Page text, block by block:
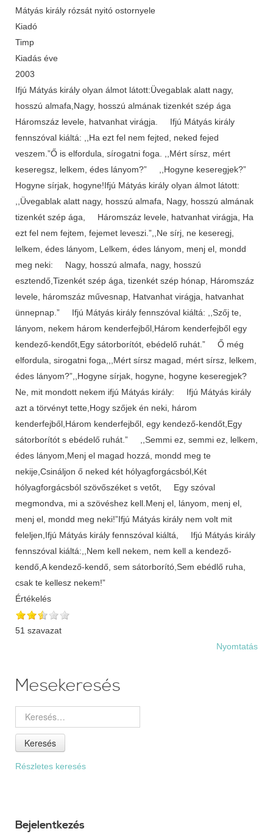
Mátyás király rózsát nyitó ostornyele
Kiadó
Timp
Kiadás éve
2003
Ifjú Mátyás király olyan álmot látott:Üvegablak alatt nagy,
hosszú almafa,Nagy, hosszú almának tizenkét szép ága
Háromszáz levele, hatvanhat virágja. Ifjú Mátyás király
fennszóval kiáltá: ,,Ha ezt fel nem fejted, neked fejed
veszem.”Ő is elfordula, sírogatni foga. ,,Mért sírsz, mért
keseregsz, lelkem, édes lányom?” ,,Hogyne keseregjek?”
Hogyne sírjak, hogyne!Ifjú Mátyás király olyan álmot látott:
,,Üvegablak alatt nagy, hosszú almafa, Nagy, hosszú almának
tizenkét szép ága, Háromszáz levele, hatvanhat virágja, Ha
ezt fel nem fejtem, fejemet leveszi.”,,Ne sírj, ne keseregj,
lelkem, édes lányom, Lelkem, édes lányom, menj el, mondd
meg neki: Nagy, hosszú almafa, nagy, hosszú
esztendő,Tizenkét szép ága, tizenkét szép hónap, Háromszáz
levele, háromszáz művesnap, Hatvanhat virágja, hatvanhat
ünnepnap.” Ifjú Mátyás király fennszóval kiáltá: ,,Szőj te,
lányom, nekem három kenderfejből,Három kenderfejből egy
kendező-kendőt,Egy sátorborítót, ebédelő ruhát.” Ő még
elfordula, sirogatni foga,,,Mért sírsz magad, mért sírsz, lelkem,
édes lányom?”,,Hogyne sírjak, hogyne, hogyne keseregjek?
Ne, mit mondott nekem ifjú Mátyás király: Ifjú Mátyás király
azt a törvényt tette,Hogy szőjek én neki, három
kenderfejből,Három kenderfejből, egy kendező-kendőt,Egy
sátorborítót s ebédelő ruhát.” ,,Semmi ez, semmi ez, lelkem,
édes lányom,Menj el magad hozzá, mondd meg te
nekije,Csináljon ő neked két hólyagforgácsból,Két
hólyagforgácsból szövőszéket s vetőt, Egy szóval
megmondva, mi a szövéshez kell.Menj el, lányom, menj el,
menj el, mondd meg neki!”Ifjú Mátyás király nem volt mit
feleljen,Ifjú Mátyás király fennszóval kiáltá, Ifjú Mátyás király
fennszóval kiáltá:,,Nem kell nekem, nem kell a kendező-
kendő,A kendező-kendő, sem sátorborító,Sem ebédlő ruha,
csak te kellesz nekem!”
Értékelés
51 szavazat
Nyomtatás
Mesekeresés
Keresés
Részletes keresés
Bejelentkezés